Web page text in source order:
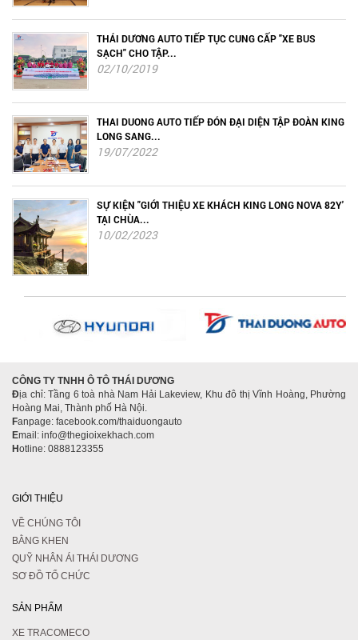
THÁI DƯƠNG AUTO TIẾP TỤC CUNG CẤP "XE BUS
SẠCH" CHO TẬP...
02/10/2019
THAI DUONG AUTO TIẾP ĐÓN ĐẠI DIỆN TẬP ĐOÀN KING
LONG SANG...
19/07/2022
SỰ KIỆN "GIỚI THIỆU XE KHÁCH KING LONG NOVA 82Y'
TẠI CHÙA...
10/02/2023
CÔNG TY TNHH Ô TÔ THÁI DƯƠNG
Địa chỉ: Tầng 6 toà nhà Nam Hải Lakeview, Khu đô thị Vĩnh Hoàng, Phường
Hoàng Mai, Thành phố Hà Nội.
Fanpage: facebook.com/thaiduongauto
Email: info@thegioixekhach.com
Hotline: 0888123355
GIỚI THIỆU
VỀ CHÚNG TÔI
BẰNG KHEN
QUỸ NHÂN ÁI THÁI DƯƠNG
SƠ ĐỒ TỔ CHỨC
SẢN PHẨM
XE TRACOMECO